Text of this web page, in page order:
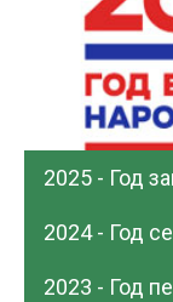
2025 - Год
2024 - Год
2023 - Год